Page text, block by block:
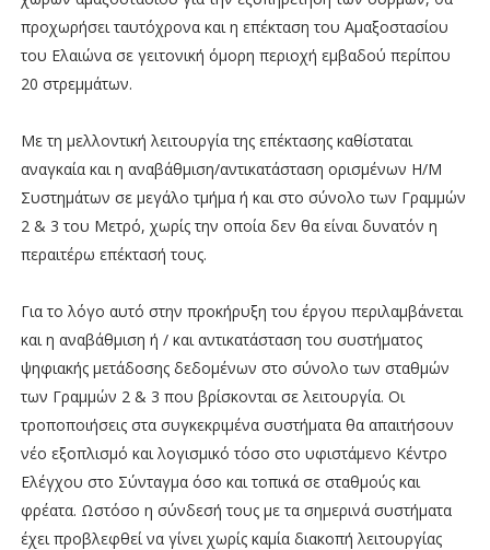
προχωρήσει ταυτόχρονα και η επέκταση του Αμαξοστασίου
του Ελαιώνα σε γειτονική όμορη περιοχή εμβαδού περίπου
20 στρεμμάτων.
Με τη μελλοντική λειτουργία της επέκτασης καθίσταται
αναγκαία και η αναβάθμιση/αντικατάσταση ορισμένων Η/Μ
Συστημάτων σε μεγάλο τμήμα ή και στο σύνολο των Γραμμών
2 & 3 του Μετρό, χωρίς την οποία δεν θα είναι δυνατόν η
περαιτέρω επέκτασή τους.
Για το λόγο αυτό στην προκήρυξη του έργου περιλαμβάνεται
και η αναβάθμιση ή / και αντικατάσταση του συστήματος
ψηφιακής μετάδοσης δεδομένων στο σύνολο των σταθμών
των Γραμμών 2 & 3 που βρίσκονται σε λειτουργία. Οι
τροποποιήσεις στα συγκεκριμένα συστήματα θα απαιτήσουν
νέο εξοπλισμό και λογισμικό τόσο στο υφιστάμενο Κέντρο
Ελέγχου στο Σύνταγμα όσο και τοπικά σε σταθμούς και
φρέατα. Ωστόσο η σύνδεσή τους με τα σημερινά συστήματα
έχει προβλεφθεί να γίνει χωρίς καμία διακοπή λειτουργίας